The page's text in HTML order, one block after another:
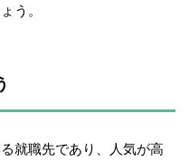
う。
就職先であり、人気が高